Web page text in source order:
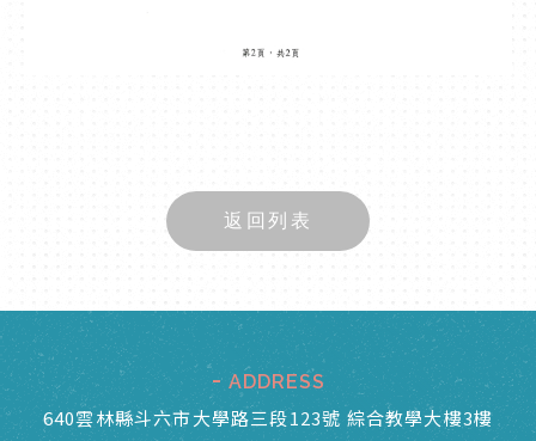
返回列表
ADDRESS
640雲林縣斗六市大學路三段123號 綜合教學大樓3樓